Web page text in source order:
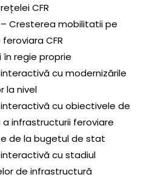
CFR
Cresterea mobilitatii pe
CFR
în regie proprie
cu modernizările
la nivel
cu obiectivele de
a infrastructurii feroviare
de la bugetul de stat
cu stadiul
de infrastructură